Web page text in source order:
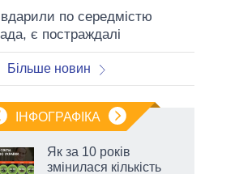
вдарили по середмістю
є постраждалі
Більше новин
ІНФОГРАФІКА
Як за 10 років
змінилася кількість